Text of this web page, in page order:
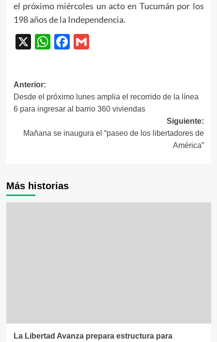
el próximo miércoles un acto en Tucumán por los
198 años de la Independencia.
X WhatsApp
Facebook
Gmail
Navegación
de
entradas
Anterior:
Desde el próximo lunes amplia el recorrido de la línea
6 para ingresar al barrio 360 viviendas
Siguiente:
Mañana se inaugura el “paseo de los libertadores de
América”
Más historias
La Libertad Avanza prepara estructura para